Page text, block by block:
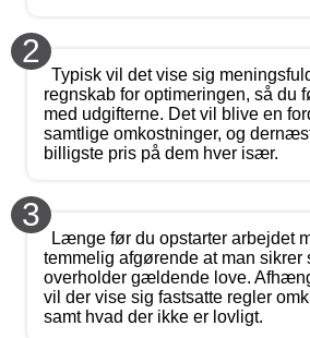
2
Typisk vil det vise sig
regnskab for optimeringen, så du
med udgifterne. Det vil blive en
samtlige omkostninger, og
billigste pris på dem hver især.
3
Længe før du opstarter arbejdet
temmelig afgørende at man sikrer
overholder gældende love.
vil der vise sig fastsatte regler
samt hvad der ikke er lovligt.